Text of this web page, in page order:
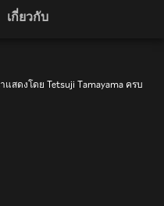
เกี่ยวกับ
สดงโดย Tetsuji Tamayama ครบ